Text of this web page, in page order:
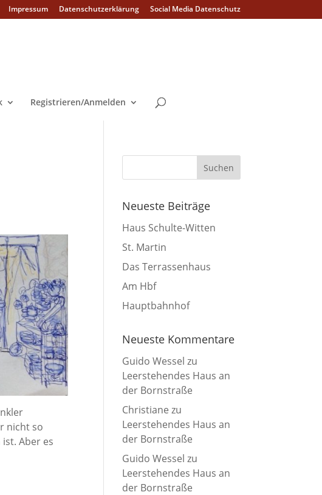
Impressum Datenschutzerklärung Social Media Datenschutz
Registrieren/Anmelden
nicht so
Aber es
Neueste Beiträge
Haus Schulte-Witten
St. Martin
Das Terrassenhaus
Am Hbf
Hauptbahnhof
Neueste Kommentare
Guido Wessel zu
Leerstehendes Haus an
der Bornstraße
Christiane zu
Leerstehendes Haus an
der Bornstraße
Guido Wessel zu
Leerstehendes Haus an
der Bornstraße